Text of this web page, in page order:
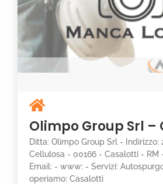
Olimpo Group Srl –
Ditta: Olimpo Group Srl - Indirizzo:
Cellulosa - 00166 - Casalotti - RM
Email: - www: - Servizi:
operiamo: Casalotti